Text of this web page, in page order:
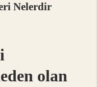
Nelerdir
olan